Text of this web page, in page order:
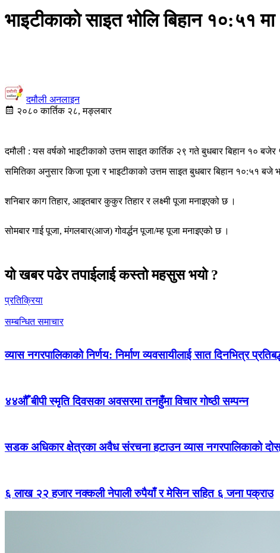
भाइटीकाको साइत भोलि बिहान १०:५१ मा
दमौली अनलाइन
२०८० कार्तिक २८, मङ्लबार
दमौली : यस वर्षको भाइटीकाको उत्तम साइत कार्तिक २९ गते बुधबार बिहान १०
समितिका अनुसार किजा पूजा र भाइटीकाको उत्तम साइत बुधबार बिहान १०:५१
शनिबार काग तिहार, आइतबार कुकुर तिहार र लक्ष्मी पूजा मनाइएको छ ।
सोमबार गाई पूजा, मंगलबार(आज) गोवर्द्धन पूजा/म्ह पूजा मनाइएको छ ।
यो खबर पढेर तपाईलाई कस्तो महसुस भयो ?
प्रतिक्रिया
सम्बन्धित समाचार
व्यास नगरपालिकाको निर्णय: निर्माण व्यवसायीलाई सात दिनभित्र
४४औँ बीपी स्मृति दिवसका अवसरमा तनहुँमा विचार गोष्ठी सम्पन्न
सडक अधिकार क्षेत्रका अवैध संरचना हटाउन व्यास नगरपालिकाको
६ लाख २२ हजार नक्कली नेपाली रुपैयाँ र मेसिन सहित ६ जना पक्राउ